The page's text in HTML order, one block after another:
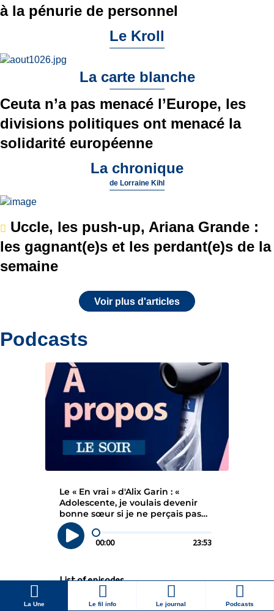
La Une Le fil info Le journal Podcasts
à la pénurie de personnel
Le Kroll
La carte blanche
Ceuta n’a pas menacé l’Europe, les
divisions politiques ont menacé la
solidarité européenne
La chronique
de Lorraine Kihl
Uccle, les push-up, Ariana Grande :
les gagnant(e)s et les perdant(e)s de la
semaine
Voir plus d'articles
Podcasts